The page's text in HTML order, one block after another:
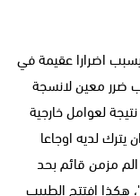
اضرارا عقيمة في
ضرر معين لانسجة
لعوامل خارجية
لديه اوجاعا
مزمن قائم بحد
هكذا افتتح الطبيب